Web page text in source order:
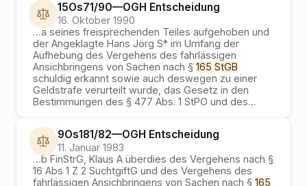
15Os71/90—OGH Entscheidung
16. Oktober 1990
…a seines freisprechenden Teiles aufgehoben und
der Angeklagte Hans Jörg S* im Umfang der
Aufhebung des Vergehens des fahrlässigen
Ansichbringens von Sachen nach § 165 StGB
schuldig erkannt sowie auch deswegen zu einer
Geldstrafe verurteilt wurde, das Gesetz in den
Bestimmungen des § 477 Abs. 1 StPO und des…
9Os181/82—OGH Entscheidung
11. Januar 1983
…b FinStrG, Klaus A überdies des Vergehens nach §
16 Abs 1 Z 2 SuchtgiftG und des Vergehens des
fahrlässigen Ansichbringens von Sachen nach § 165